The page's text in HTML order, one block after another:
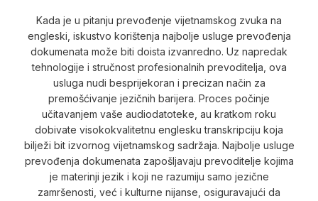
Kada je u pitanju prevođenje vijetnamskog zvuka na
engleski, iskustvo korištenja najbolje usluge prevođenja
dokumenata može biti doista izvanredno. Uz napredak
tehnologije i stručnost profesionalnih prevoditelja, ova
usluga nudi besprijekoran i precizan način za
premošćivanje jezičnih barijera. Proces počinje
učitavanjem vaše audiodatoteke, au kratkom roku
dobivate visokokvalitetnu englesku transkripciju koja
bilježi bit izvornog vijetnamskog sadržaja. Najbolje usluge
prevođenja dokumenata zapošljavaju prevoditelje kojima
je materinji jezik i koji ne razumiju samo jezične
zamršenosti, već i kulturne nijanse, osiguravajući da